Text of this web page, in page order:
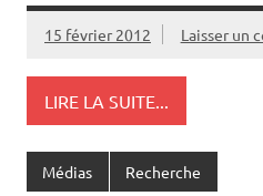
15 février 2012 Laisser un
LIRE LA SUITE...
Médias Recherche